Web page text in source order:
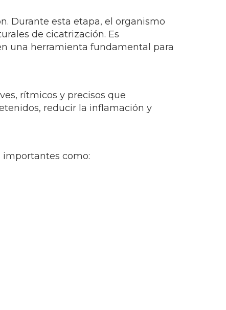
Durante esta etapa, el organismo
de cicatrización. Es
una herramienta fundamental para
rítmicos y precisos que
reducir la inflamación y
importantes como: